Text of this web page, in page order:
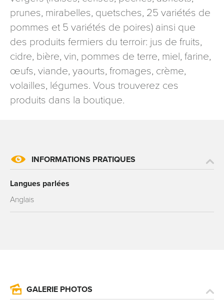
prunes, mirabelles, quetsches, 25 variétés de
pommes et 5 variétés de poires) ainsi que
des produits fermiers du terroir: jus de fruits,
cidre, bière, vin, pommes de terre, miel, farine,
œufs, viande, yaourts, fromages, crème,
volailles, légumes. Vous trouverez ces
produits dans la boutique.
INFORMATIONS PRATIQUES
Langues parlées
Anglais
GALERIE PHOTOS
signé accompagné de la copie d’un titre d’identité à
l’adresse suivante : Meurthe & Moselle Tourisme - 48
esplanade Jacques-Baudot CO 90019 54035 NANCY
cedex
reCAPTCHA